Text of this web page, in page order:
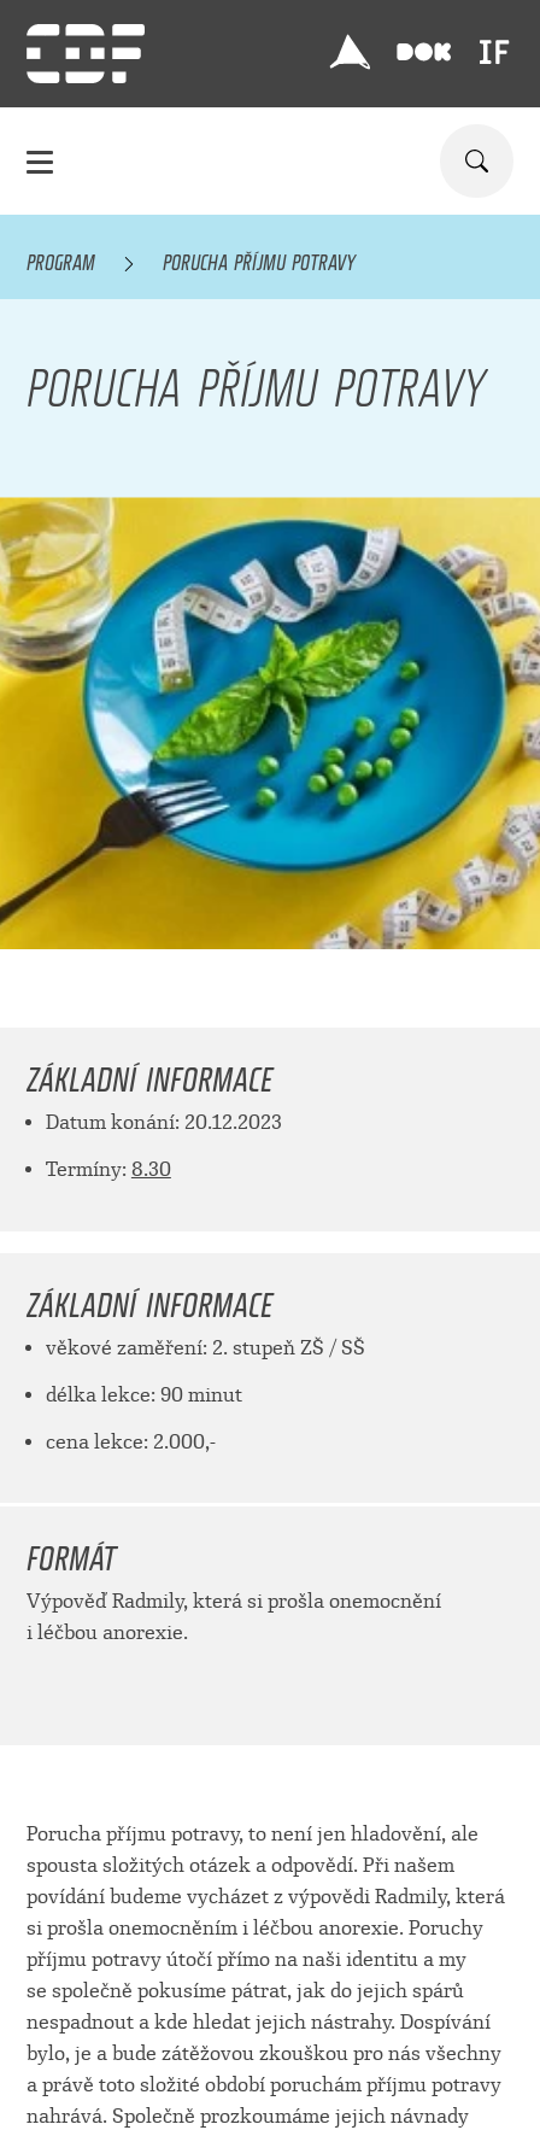
PROGRAM PORUCHA PŘÍJMU POTRAVY
PORUCHA PŘÍJMU POTRAVY
ZÁKLADNÍ INFORMACE
Datum konání: 20.12.2023
Termíny: 8.30
ZÁKLADNÍ INFORMACE
věkové zaměření: 2. stupeň ZŠ / SŠ
délka lekce: 90 minut
cena lekce: 2.000,-
FORMÁT
Výpověď Radmily, která si prošla onemocnění
i léčbou anorexie.
Porucha příjmu potravy, to není jen hladovění, ale
spousta složitých otázek a odpovědí. Při našem
povídání budeme vycházet z výpovědi Radmily, která
si prošla onemocněním i léčbou anorexie. Poruchy
příjmu potravy útočí přímo na naši identitu a my
se společně pokusíme pátrat, jak do jejich spárů
nespadnout a kde hledat jejich nástrahy. Dospívání
bylo, je a bude zátěžovou zkouškou pro nás všechny
a právě toto složité období poruchám příjmu potravy
nahrává. Společně prozkoumáme jejich návnady